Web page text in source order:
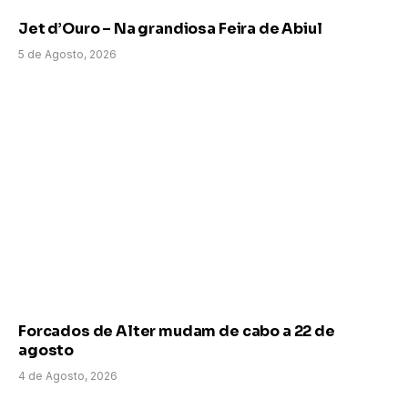
Jet d’Ouro – Na grandiosa Feira de Abiul
5 de Agosto, 2026
Forcados de Alter mudam de cabo a 22 de
agosto
4 de Agosto, 2026